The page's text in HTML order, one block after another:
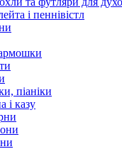
і пеннівістл
піаніки
і казу